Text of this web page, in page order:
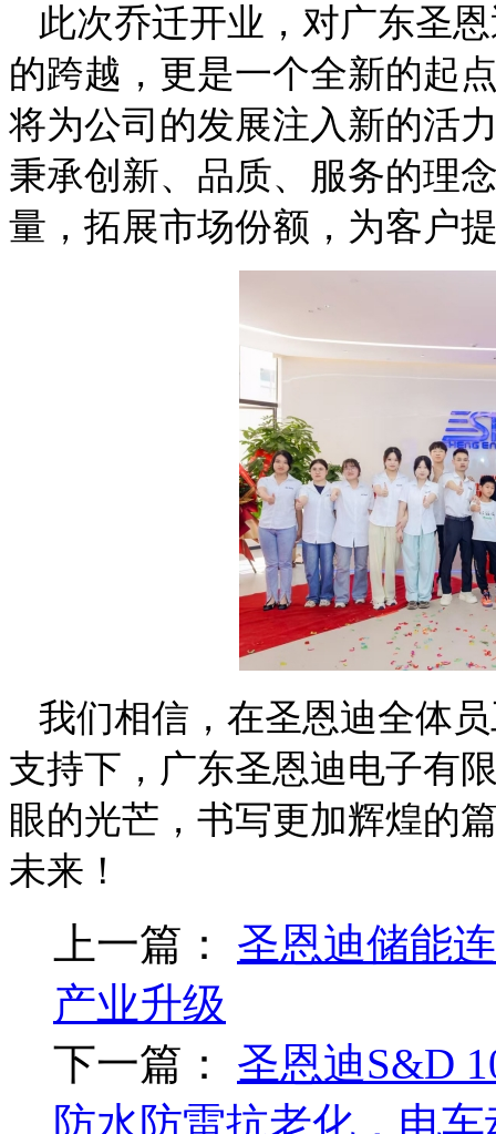
此次乔迁开业，对广东圣
的跨越，更是一个全新的起
将为公司的发展注入新的活
秉承创新、品质、服务的理
量，拓展市场份额，为客户
我们相信，在圣恩迪全体
支持下，广东圣恩迪电子有
眼的光芒，书写更加辉煌的
未来！
上一篇： 圣恩迪储能
产业升级
下一篇： 圣恩迪S&D
防水防雷抗老化，电